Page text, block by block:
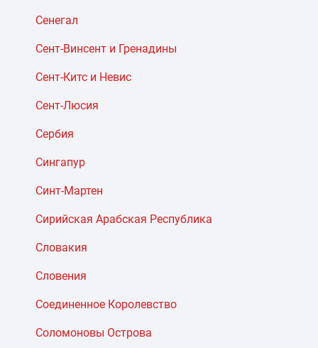
Сенегал
Сент-Винсент и Гренадины
Сент-Китс и Невис
Сент-Люсия
Сербия
Сингапур
Синт-Мартен
Сирийская Арабская Республика
Словакия
Словения
Соединенное Королевство
Соломоновы Острова